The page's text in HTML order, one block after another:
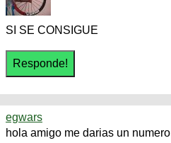
SI SE CONSIGUE
egwars
hola amigo me darias un numero